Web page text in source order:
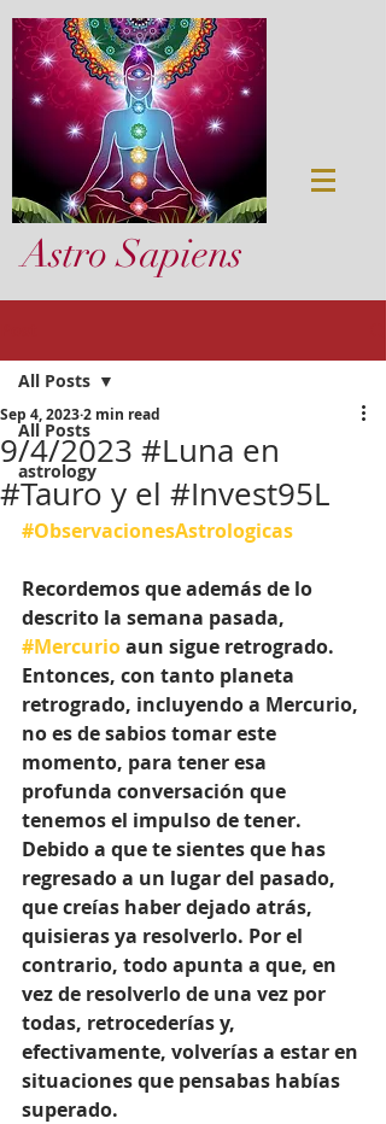
Astro Sapiens
All Posts
astrology
All Posts
9/4/2023 #Luna en
#Tauro y el #Invest95L
Sep 4, 20232 min read
#ObservacionesAstrologicas
Recordemos que además de lo
descrito la semana pasada,
#Mercurio aun sigue retrogrado.
Entonces, con tanto planeta
retrogrado, incluyendo a Mercurio,
no es de sabios tomar este
momento, para tener esa
profunda conversación que
tenemos el impulso de tener.
Debido a que te sientes que has
regresado a un lugar del pasado,
que creías haber dejado atrás,
quisieras ya resolverlo. Por el
contrario, todo apunta a que, en
vez de resolverlo de una vez por
todas, retrocederías y,
efectivamente, volverías a estar en
situaciones que pensabas habías
superado.